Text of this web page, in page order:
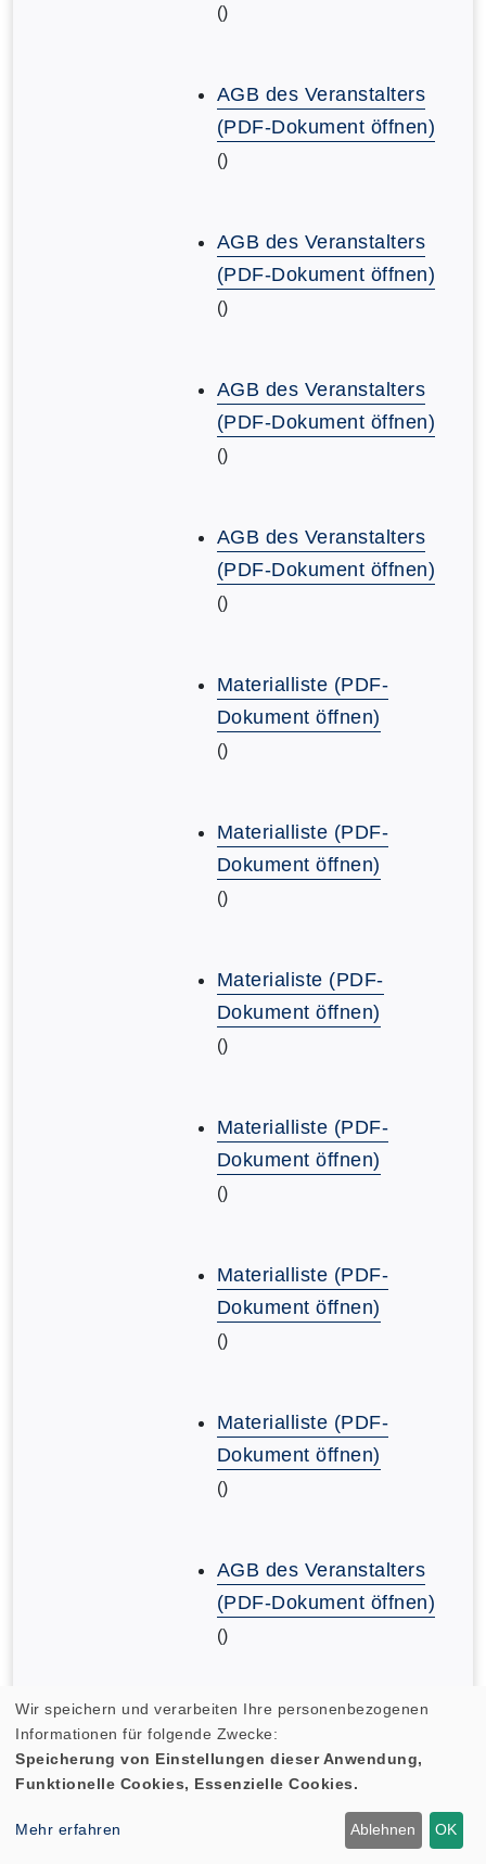
()
AGB des Veranstalters
(PDF-Dokument öffnen)
()
AGB des Veranstalters
(PDF-Dokument öffnen)
()
AGB des Veranstalters
(PDF-Dokument öffnen)
()
AGB des Veranstalters
(PDF-Dokument öffnen)
()
Materialliste (PDF-
Dokument öffnen)
()
Materialliste (PDF-
Dokument öffnen)
()
Materialiste (PDF-
Dokument öffnen)
()
Materialliste (PDF-
Dokument öffnen)
()
Materialliste (PDF-
Dokument öffnen)
()
Materialliste (PDF-
Dokument öffnen)
()
AGB des Veranstalters
(PDF-Dokument öffnen)
()
AGB des Veranstalters
(PDF-Dokument öffnen)
()
Wir speichern und verarbeiten Ihre personenbezogenen
Informationen für folgende Zwecke:
Speicherung von Einstellungen dieser Anwendung,
Funktionelle Cookies, Essenzielle Cookies.
Mehr erfahren Ablehnen OK